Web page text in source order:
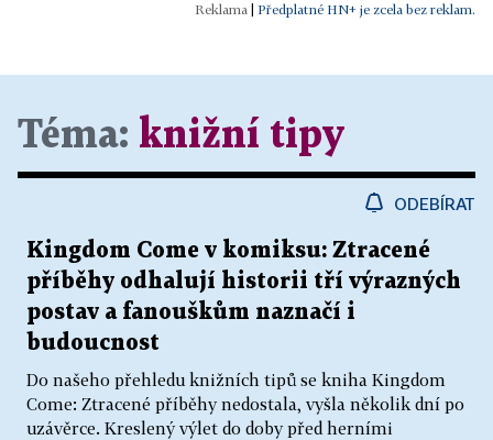
Předplatné HN+ je zcela bez reklam.
Téma: knižní tipy
ODEBÍRAT
Kingdom Come v komiksu: Ztracené
příběhy odhalují historii tří výrazných
postav a fanouškům naznačí i
budoucnost
Do našeho přehledu knižních tipů se kniha Kingdom
Come: Ztracené příběhy nedostala, vyšla několik dní po
uzávěrce. Kreslený výlet do doby před herními